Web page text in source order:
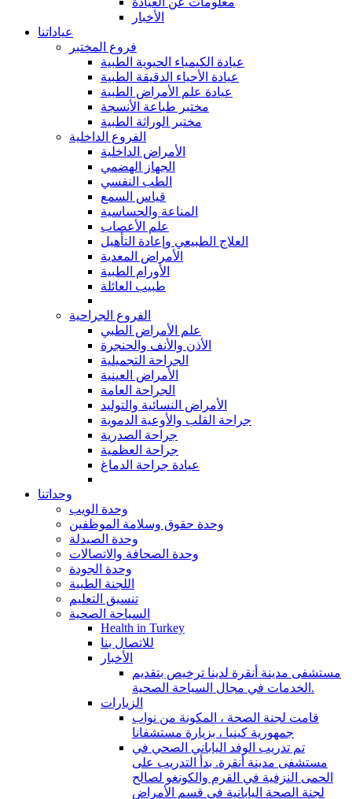
الأخبار
عياداتنا
فروع المختبر
عيادة الكيمياء الحيوية الطبية
عيادة الأحياء الدقيقة الطبية
عيادة علم الأمراض الطبية
مختبر طباعة الأنسجة
مختبر الوراثة الطبية
الفروع الداخلية
الأمراض الداخلية
الجهاز الهضمي
الطب النفسي
قياس السمع
المناعة والحساسية
علم الأعصاب
العلاج الطبيعي وإعادة التأهيل
الأمراض المعدية
الأورام الطبية
طبيب العائلة
الفروع الجراحية
علم الأمراض الطبي
الأذن والأنف والحنجرة
الجراحة التجميلية
الأمراض العينية
الجراحة العامة
الأمراض النسائية والتوليد
جراحة القلب والأوعية الدموية
جراحة الصدرية
جراحة العظمية
عيادة جراحة الدماغ
وحداتنا
وحدة الويب
وحدة حقوق وسلامة الموظفين
وحدة الصيدلة
وحدة الصحافة والاتصالات
وحدة الجودة
اللجنة الطبية
تنسيق التعليم
السياحة الصحية
Health in Turkey
للاتصال بنا
الأخبار
مستشفى مدينة أنقرة لدينا ترخيص بتقديم
الخدمات في مجال السياحة الصحية.
الزيارات
قامت لجنة الصحة ، المكونة من نواب
جمهورية كينيا ، بزيارة مستشفانا
تم تدريب الوفد الياباني الصحي في
مستشفى مدينة أنقرة. بدأ التدريب على
الحمى النزفية في القرم والكونغو لصالح
لجنة الصحة اليابانية في قسم الأمراض